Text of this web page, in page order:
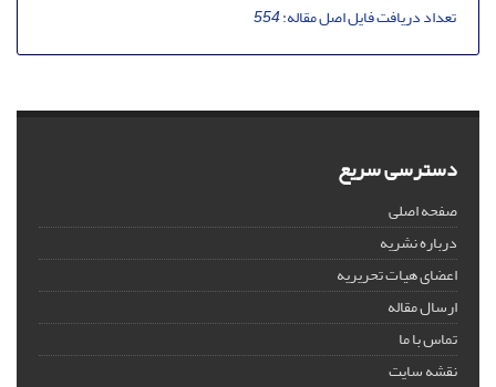
تعداد دریافت فایل اصل مقاله:554
دسترسی سریع
صفحه اصلی
درباره نشریه
اعضای هیات تحریریه
ارسال مقاله
تماس با ما
نقشه سایت